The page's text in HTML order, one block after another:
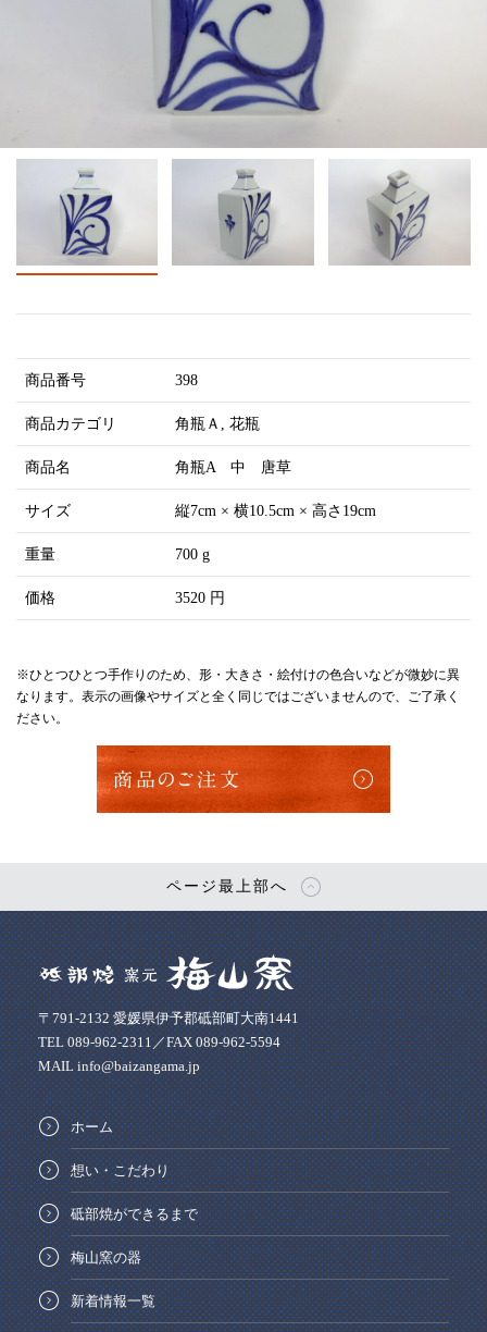
商品番号 398
商品カテゴリ 角瓶Ａ 花瓶
商品名 角瓶A 中 唐草
サイズ 縦7cm × 横10.5cm × 高さ19cm
重量 700 g
価格 3520 円
※ひとつひとつ手作りのため、形・大きさ・絵付けの色合いなどが微妙に異
なります。表示の画像やサイズと全く同じではございませんので、ご了承く
ださい。
商品のご注文
ページ最上部へ
〒791-2132 愛媛県伊予郡砥部町大南1441
TEL 089-962-2311／FAX 089-962-5594
MAIL info@baizangama.jp
ホーム
想い・こだわり
砥部焼ができるまで
梅山窯の器
新着情報一覧